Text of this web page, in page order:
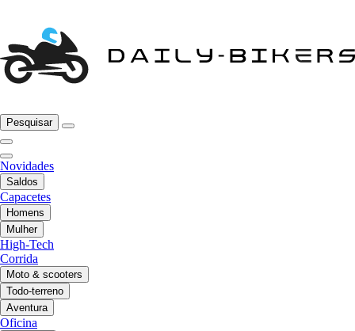
Pesquisar
Novidades
Saldos
Capacetes
Homens
Mulher
High-Tech
Corrida
Moto & scooters
Todo-terreno
Aventura
Oficina